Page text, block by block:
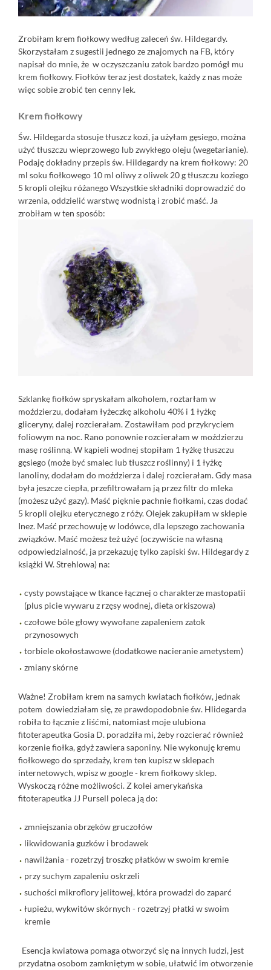
Zrobiłam krem fiołkowy według zaleceń św. Hildegardy.
Skorzystałam z sugestii jednego ze znajomych na FB, który
napisał do mnie, że w oczyszczaniu zatok bardzo pomógł mu
krem fiołkowy. Fiołków teraz jest dostatek, każdy z nas może
więc sobie zrobić ten cenny lek.
Krem fiołkowy
Św. Hildegarda stosuje tłuszcz kozi, ja użyłam gęsiego, można
użyć tłuszczu wieprzowego lub zwykłego oleju (wegetarianie).
Podaję dokładny przepis św. Hildegardy na krem fiołkowy: 20
ml soku fiołkowego 10 ml oliwy z oliwek 20 g tłuszczu koziego
5 kropli olejku różanego Wszystkie składniki doprowadzić do
wrzenia, oddzielić warstwę wodnistą i zrobić maść. Ja
zrobiłam w ten sposób:
Szklankę fiołków spryskałam alkoholem, roztarłam w
moździerzu, dodałam łyżeczkę alkoholu 40% i 1 łyżkę
gliceryny, dalej rozcierałam. Zostawiłam pod przykryciem
foliowym na noc. Rano ponownie rozcierałam w moździerzu
masę roślinną. W kąpieli wodnej stopiłam 1 łyżkę tłuszczu
gęsiego (może być smalec lub tłuszcz roślinny) i 1 łyżkę
lanoliny, dodałam do moździerza i dalej rozcierałam. Gdy masa
była jeszcze ciepła, przefiltrowałam ją przez filtr do mleka
(możesz użyć gazy). Maść pięknie pachnie fiołkami, czas dodać
5 kropli olejku eterycznego z róży. Olejek zakupiłam w sklepie
Inez. Maść przechowuję w lodówce, dla lepszego zachowania
związków. Maść możesz też użyć (oczywiście na własną
odpowiedzialność, ja przekazuję tylko zapiski św. Hildegardy z
książki W. Strehlowa) na:
cysty powstające w tkance łącznej o charakterze mastopatii
(plus picie wywaru z rzęsy wodnej, dieta orkiszowa)
czołowe bóle głowy wywołane zapaleniem zatok
przynosowych
torbiele okołostawowe (dodatkowe nacieranie ametystem)
zmiany skórne
Ważne! Zrobiłam krem na samych kwiatach fiołków, jednak
potem dowiedziałam się, ze prawdopodobnie św. Hlidegarda
robiła to łącznie z liśćmi, natomiast moje ulubiona
fitoterapeutka Gosia D. poradziła mi, żeby rozcierać również
korzenie fiołka, gdyż zawiera saponiny. Nie wykonuję kremu
fiołkowego do sprzedaży, krem ten kupisz w sklepach
internetowych, wpisz w google - krem fiołkowy sklep.
Wyskoczą różne możliwości. Z kolei amerykańska
fitoterapeutka JJ Pursell poleca ją do:
zmniejszania obrzęków gruczołów
likwidowania guzków i brodawek
nawilżania - rozetrzyj troszkę płatków w swoim kremie
przy suchym zapaleniu oskrzeli
suchości mikroflory jelitowej, która prowadzi do zaparć
łupieżu, wykwitów skórnych - rozetrzyj płatki w swoim
kremie
Esencja kwiatowa pomaga otworzyć się na innych ludzi, jest
przydatna osobom zamkniętym w sobie, ułatwić im otworzenie